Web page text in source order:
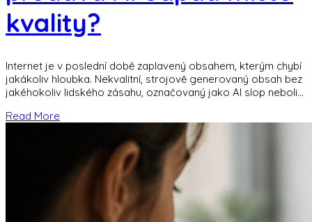
kvality?
Internet je v poslední době zaplavený obsahem, kterým chybí
jakákoliv hloubka. Nekvalitní, strojově generovaný obsah bez
jakéhokoliv lidského zásahu, označovaný jako AI slop neboli
Read More